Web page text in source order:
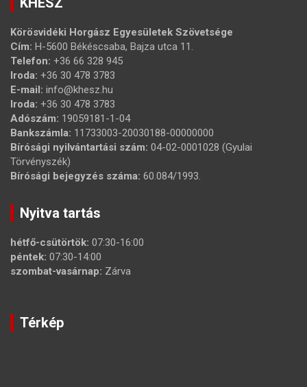
Körösvidéki Horgász Egyesületek Szövetsége
Cím: H-5600 Békéscsaba, Bajza utca 11.
Telefon: +36 66 328 945
Iroda: +36 30 478 3783
E-mail: info@khesz.hu
Iroda: +36 30 478 3783
Adószám: 19059181-1-04
Bankszámla: 11733003-20030188-00000000
Bírósági nyilvántartási szám: 04-02-0001028 (Gyulai
Törvényszék)
Bírósági bejegyzés száma: 60.084/1993.
Nyitva tartás
hétfő-csütörtök: 07:30-16:00
péntek: 07:30-14:00
szombat-vasárnap: Zárva
Térkép